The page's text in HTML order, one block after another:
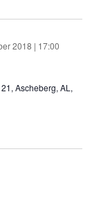
und
2018 | 17:00
Ascheberg, AL,